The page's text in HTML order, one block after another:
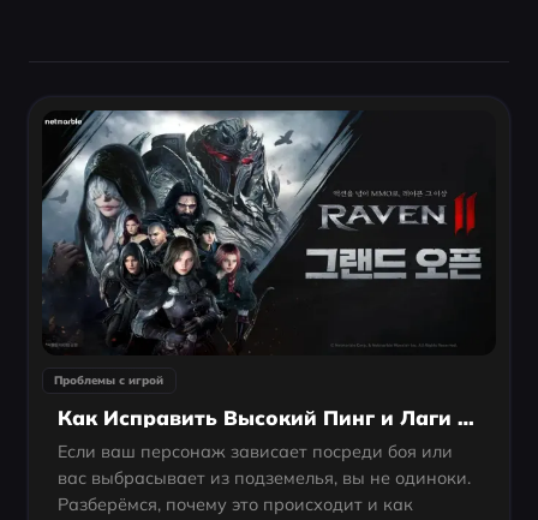
Проблемы с игрой
Как Исправить Высокий Пинг и Лаги в Raven 2 (ПК и Мобильная Версия)
Если ваш персонаж зависает посреди боя или
вас выбрасывает из подземелья, вы не одиноки.
Разберёмся, почему это происходит и как